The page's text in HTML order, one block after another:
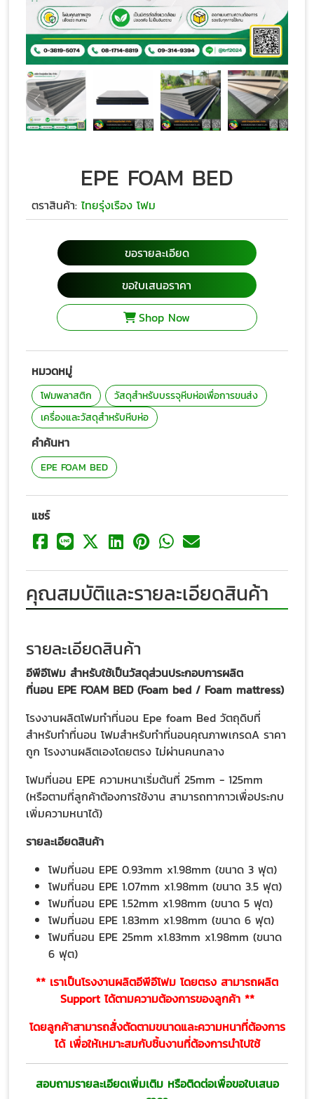
EPE FOAM BED
ตราสินค้า: ไทยรุ่งเรือง โฟม
ขอรายละเอียด
ขอใบเสนอราคา
Shop Now
หมวดหมู่
โฟมพลาสติก
วัสดุสำหรับบรรจุหีบห่อเพื่อการขนส่ง
เครื่องและวัสดุสำหรับหีบห่อ
คำค้นหา
EPE FOAM BED
แชร์
คุณสมบัติและรายละเอียดสินค้า
รายละเอียดสินค้า
อีพีอีโฟม สำหรับใช้เป็นวัสดุส่วนประกอบการผลิต
ที่นอน EPE FOAM BED (Foam bed / Foam mattress)
โรงงานผลิตโฟมทำที่นอน Epe foam Bed วัตถุดิบที่
สำหรับทำที่นอน โฟมสำหรับทำที่นอนคุณภาพเกรดA ราคา
ถูก โรงงานผลิตเองโดยตรง ไม่ผ่านคนกลาง
โฟมที่นอน EPE ความหนาเริ่มต้นที่ 25mm - 125mm
(หรือตามที่ลูกค้าต้องการใช้งาน สามารถทากาวเพื่อประกบ
เพิ่มความหนาได้)
รายละเอียดสินค้า
โฟมที่นอน EPE 0.93mm x1.98mm (ขนาด 3 ฟุต)
โฟมที่นอน EPE 1.07mm x1.98mm (ขนาด 3.5 ฟุต)
โฟมที่นอน EPE 1.52mm x1.98mm (ขนาด 5 ฟุต)
โฟมที่นอน EPE 1.83mm x1.98mm (ขนาด 6 ฟุต)
โฟมที่นอน EPE 25mm x1.83mm x1.98mm (ขนาด
6 ฟุต)
** เราเป็นโรงงานผลิตอีพีอีโฟม โดยตรง สามารถผลิต
Support ได้ตามความต้องการของลูกค้า **
โดยลูกค้าสามารถสั่งตัดตามขนาดและความหนาที่ต้องการ
ได้ เพื่อให้เหมาะสมกับชิ้นงานที่ต้องการนำไปใช้
สอบถามรายละเอียดเพิ่มเติม หรือติดต่อเพื่อขอใบเสนอ